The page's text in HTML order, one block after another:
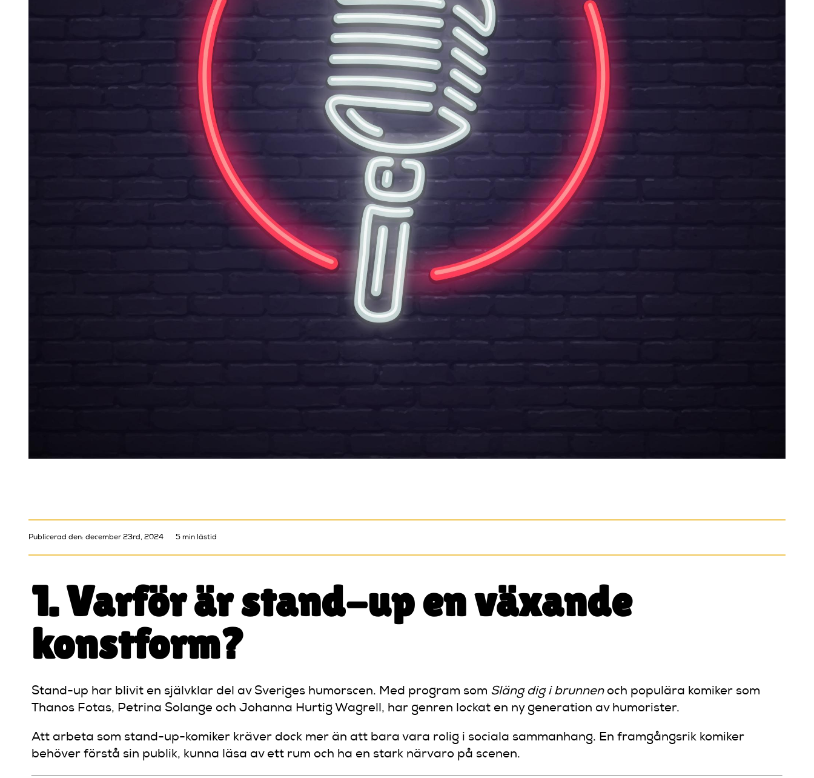
Publicerad den: december 23rd, 2024 5 min lästid
1. Varför är stand-up en växande
konstform?
Stand-up har blivit en självklar del av Sveriges humorscen. Med program som Släng dig i brunnenoch populära komiker som
Thanos Fotas, Petrina Solange och Johanna Hurtig Wagrell, har genren lockat en ny generation av humorister.
Att arbeta som stand-up-komiker kräver dock mer än att bara vara rolig i sociala sammanhang. En framgångsrik komiker
behöver förstå sin publik, kunna läsa av ett rum och ha en stark närvaro på scenen.